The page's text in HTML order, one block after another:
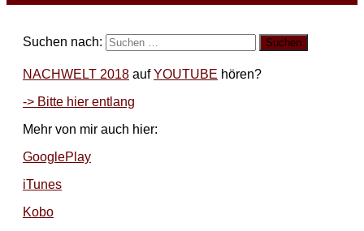
Suchen nach:
NACHWELT 2018 aufYOUTUBE hören?
-> Bitte hier entlang
Mehr von mir auch hier:
GooglePlay
iTunes
Kobo